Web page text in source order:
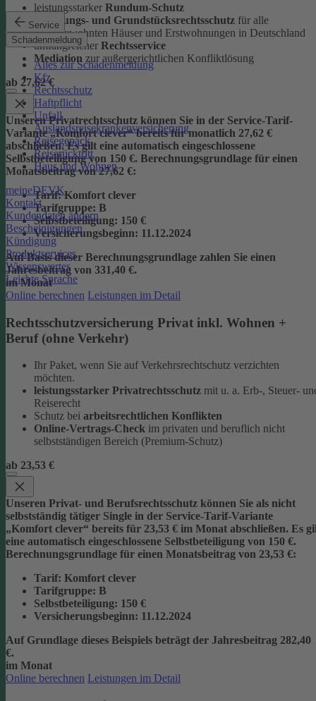
Service
Schadenmeldung
Alles zur Schadenmeldung
Kfz
Rechtsschutz
Haftpflicht
Unfall
Auslandsreisekrankenversicherung
Reisegepäck
Reiserücktritt
Haus und Wohnen
meineDEVK
Kontakt
Kundendaten ändern
Bescheinigungen
Kündigung
Produktservices
Wissenswertes
Leichte Sprache
leistungsstarker Rundum-Schutz
Wohnungs- und Grundstücksrechtsschutz für alle
selbstbewohnten Häuser und Erstwohnungen in Deutschland
umfangreicher Rechtsservice
Mediation zur außergerichtlichen Konfliktlösung
ab 27,62 €
Unseren Privatrechtsschutz können Sie in der Service-Tarif-
Variante „Komfort clever“ bereits für monatlich 27,62 €
abschließen. Es gilt eine automatisch eingeschlossene
Selbstbeteiligung von 150 €. Berechnungsgrundlage für einen
Monatsbeitrag von 27,62 €:
Tarif: Komfort clever
Tarifgruppe: B
Selbstbeteiligung: 150 €
Versicherungsbeginn: 11.12.2024
Auf Basis dieser Berechnungsgrundlage zahlen Sie einen
Jahresbeitrag von 331,40 €.
im Monat
Online berechnen Leistungen im Detail
Rechtsschutzversicherung Privat inkl. Wohnen +
Beruf (ohne Verkehr)
Ihr Paket, wenn Sie auf Verkehrsrechtschutz verzichten
möchten.
leistungsstarker Privatrechtsschutz mit u. a. Erb-, Steuer-
Reiserecht
Schutz bei arbeitsrechtlichen Konflikten
Online-Vertrags-Check im privaten und beruflich nicht
selbstständigen Bereich (Premium-Schutz)
ab 23,53 €
Unseren Privat- und Berufsrechtsschutz können Sie als nicht
selbstständig tätiger Single in der Service-Tarif-Variante
„Komfort clever“ bereits für 23,53 € im Monat abschließen. Es
eine automatisch eingeschlossene Selbstbeteiligung von 150 €.
Berechnungsgrundlage für einen Monatsbeitrag von 23,53 €:
Tarif: Komfort clever
Tarifgruppe: B
Selbstbeteiligung: 150 €
Versicherungsbeginn: 11.12.2024
Auf Grundlage dieses Beispiels beträgt der Jahresbeitrag 282,40
€.
im Monat
Online berechnen Leistungen im Detail